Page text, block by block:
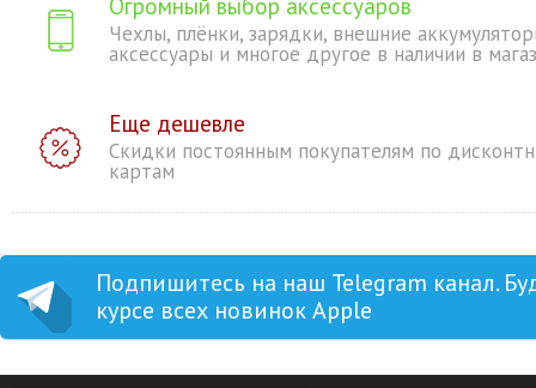
Огромный выбор аксессуаров
Чехлы, плёнки, зарядки, внешние
аксессуары и многое другое в наличии в
Еще дешевле
Скидки постоянным покупателям по
картам
Подпишитесь на наш Telegram канал.
курсе всех новинок Apple